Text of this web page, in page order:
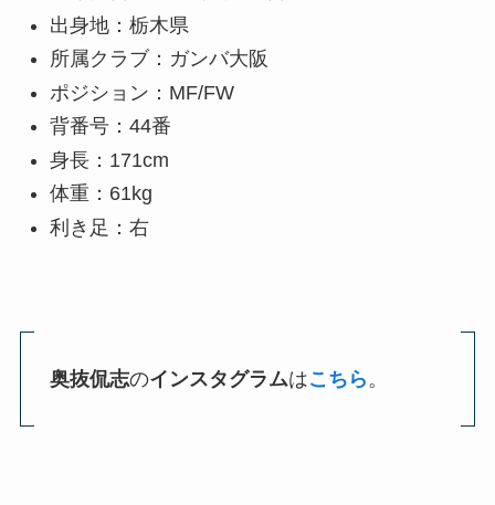
出身地：栃木県
所属クラブ：ガンバ大阪
ポジション：MF/FW
背番号：44番
身長：171cm
体重：61kg
利き足：右
奥抜侃志のインスタグラムはこちら。